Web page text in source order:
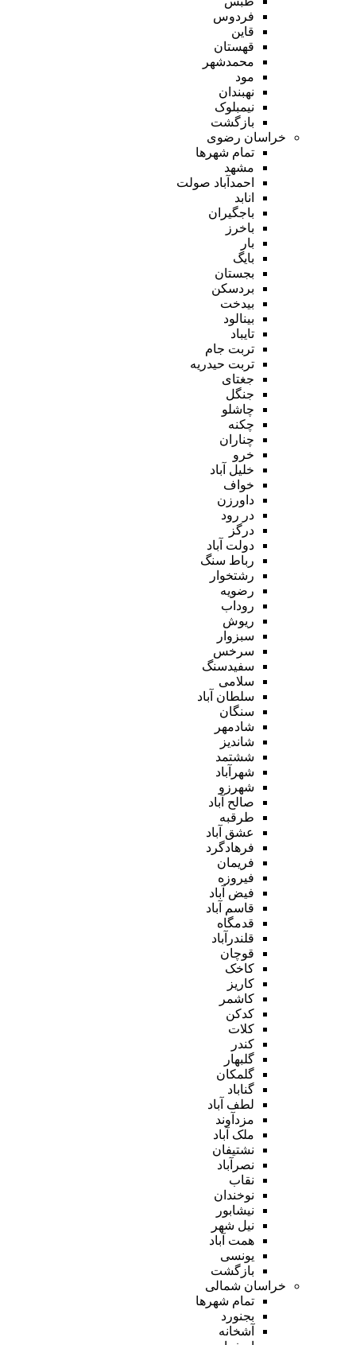
فردوس
قاین
قهستان
محمدشهر
مود
نهبندان
نیمبلوک
بازگشت
خراسان رضوی
تمام شهر‌ها
مشهد
احمدآباد صولت
انابد
باجگیران
باخرز
بار
بایگ
بجستان
بردسکن
بیدخت
بینالود
تایباد
تربت جام
تربت حیدریه
جغتای
جنگل
چاشلو
چکنه
چناران
خرو
خلیل آباد
خواف
داورزن
در رود
درگز
دولت آباد
رباط سنگ
رشتخوار
رضویه
روداب
ریوش
سبزوار
سرخس
سفیدسنگ
سلامی
سلطان آباد
سنگان
شادمهر
شاندیز
ششتمد
شهرآباد
شهرزو
صالح آباد
طرقبه
عشق آباد
فرهادگرد
فریمان
فیروزه
فیض آباد
قاسم آباد
قدمگاه
قلندرآباد
قوچان
کاخک
کاریز
کاشمر
کدکن
کلات
کندر
گلبهار
گلمکان
گناباد
لطف آباد
مزدآوند
ملک آباد
نشتیفان
نصرآباد
نقاب
نوخندان
نیشابور
نیل شهر
همت آباد
یونسی
بازگشت
خراسان شمالی
تمام شهر‌ها
بجنورد
آشخانه